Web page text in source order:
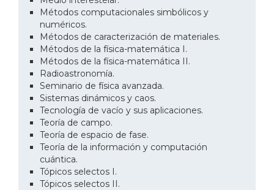
Métodos computacionales simbólicos y
numéricos.
Métodos de caracterización de materiales.
Métodos de la física-matemática I.
Métodos de la física-matemática II.
Radioastronomía.
Seminario de física avanzada.
Sistemas dinámicos y caos.
Tecnología de vacío y sus aplicaciones.
Teoría de campo.
Teoría de espacio de fase.
Teoría de la información y computación
cuántica.
Tópicos selectos I.
Tópicos selectos II.